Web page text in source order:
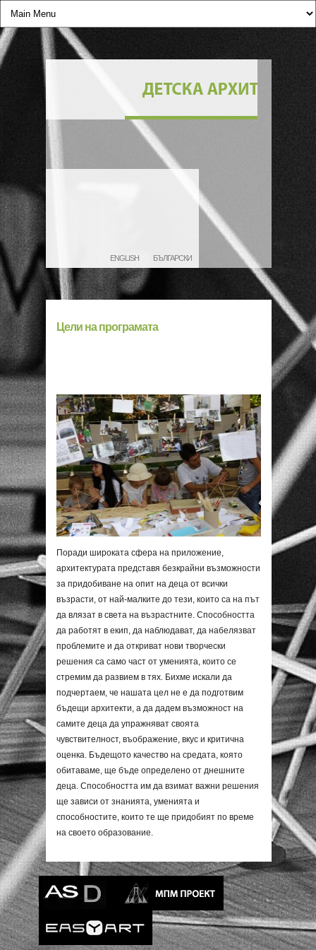
ENGLISH БЪЛГАРСКИ
Цели на програмата
Поради широката сфера на приложение,
архитектурата представя безкрайни възможности
за придобиване на опит на деца от всички
възрасти, от най-малките до тези, които са на път
да влязат в света на възрастните. Способността
да работят в екип, да наблюдават, да набелязват
проблемите и да откриват нови творчески
решения са само част от уменията, които се
стремим да развием в тях. Бихме искали да
подчертаем, че нашата цел не е да подготвим
бъдещи архитекти, а да дадем възможност на
самите деца да упражняват своята
чувствителност, въображение, вкус и критична
оценка. Бъдещото качество на средата, която
обитаваме, ще бъде определено от днешните
деца. Способността им да взимат важни решения
ще зависи от знанията, уменията и
способностите, които те ще придобият по време
на своето образование.